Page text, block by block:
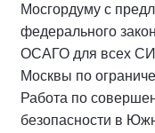
Мосгордуму с
федерального
ОСАГО для всех
Москвы по
Работа по
безопасности в